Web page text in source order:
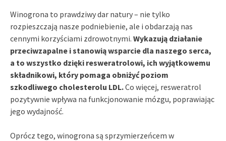
Winogrona to prawdziwy dar natury – nie tylko
rozpieszczają nasze podniebienie, ale i obdarzają nas
cennymi korzyściami zdrowotnymi. Wykazują działanie
przeciwzapalne i stanowią wsparcie dla naszego serca,
a to wszystko dzięki resweratrolowi, ich wyjątkowemu
składnikowi, który pomaga obniżyć poziom
szkodliwego cholesterolu LDL.Co więcej, resweratrol
pozytywnie wpływa na funkcjonowanie mózgu, poprawiając
jego wydajność.
Oprócz tego, winogrona są sprzymierzeńcem w